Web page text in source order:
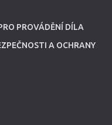
PROVÁDĚNÍ DÍLA
A OCHRANY